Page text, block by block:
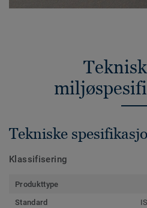
Tekniske
Klassifisering
Produkttype
Standard